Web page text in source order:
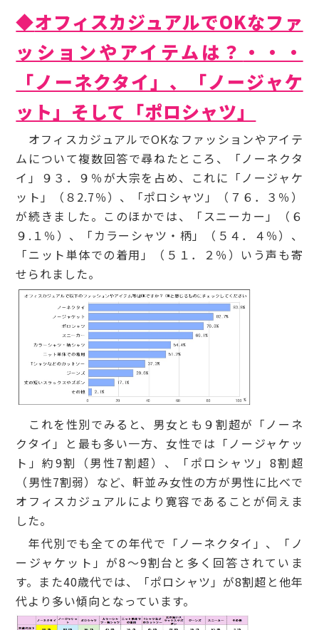
◆オフィスカジュアルでOKなファ
ッションやアイテムは？ ・・・
「ノーネクタイ」、「ノージャケ
ット」そして「ポロシャツ」
オフィスカジュアルでOKなファッションやアイテ
ムについて複数回答で尋ねたところ、「ノーネクタ
イ」９３．９％が大宗を占め、これに「ノージャケ
ット」（８2.7％）、「ポロシャツ」（７６．３％）
が続きました。このほかでは、「スニーカー」（６
９.１％）、「カラーシャツ・柄」（５４．４％）、
「ニット単体での着用」（５１．２％）いう声も寄
せられました。
これを性別でみると、男女とも９割超が「ノーネ
クタイ」と最も多い一方、女性では「ノージャケッ
ト」約9割（男性7割超）、「ポロシャツ」8割超
（男性7割弱）など、軒並み女性の方が男性に比べで
オフィスカジュアルにより寛容であることが伺えま
した。
年代別でも全ての年代で「ノーネクタイ」、「ノ
ージャケット」が8～9割台と多く回答されていま
す。また40歳代では、「ポロシャツ」が8割超と他年
代より多い傾向となっています。